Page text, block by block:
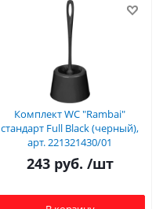
Комплект WC "Rambai"
стандарт Full Black (черный),
арт. 221321430/01
243руб. /шт